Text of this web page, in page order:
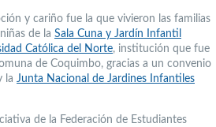
y cariño fue la que vivieron las familias
de la Sala Cuna y Jardín Infantil
Católica del Norte, institución que fue
de Coquimbo, gracias a un convenio
la Junta Nacional de Jardines Infantiles
de la Federación de Estudiantes